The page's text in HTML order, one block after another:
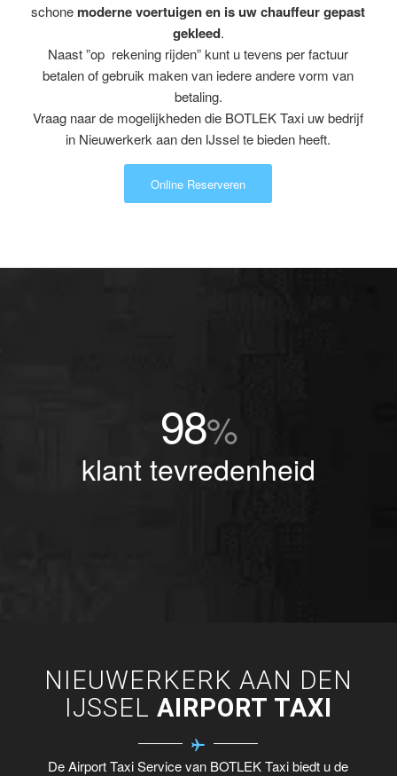
schone moderne voertuigen en is uw chauffeur gepast
gekleed.
Naast ”op rekening rijden” kunt u tevens per factuur
betalen of gebruik maken van iedere andere vorm van
betaling.
Vraag naar de mogelijkheden die BOTLEK Taxi uw bedrijf
in Nieuwerkerk aan den IJssel te bieden heeft.
Online Reserveren
98%
klant tevredenheid
NIEUWERKERK AAN DEN
IJSSEL AIRPORT TAXI
De Airport Taxi Service van BOTLEK Taxi biedt u de